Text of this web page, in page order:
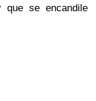
que se encandile